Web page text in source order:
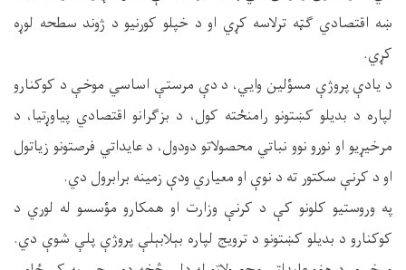
ښه اقتصادي ګټه ترلاسه کړي او د خپلو کورنیو د ژوند سطحه لوړه
کړي.
د یادې پروژې مسؤلین وایي، د دې مرستې اساسي موخې د کوکنارو
لپاره د بدیلو کښتونو رامنځته کول، د بزګرانو اقتصادي پیاوړتیا، د
مرخیړیو او نورو نوو نباتي محصولاتو دودول، د عایداتي فرصتونو زیاتول
او د کرنې سکتور ته د نوې او معیاري ودې زمینه برابرول دي.
په وروستیو کلونو کې د کرنې وزارت او همکارو مؤسسو له لوري د
کوکنارو د بدیلو کښتونو د ترویج لپاره بېلابېلې پروژې پلې شوې دي.